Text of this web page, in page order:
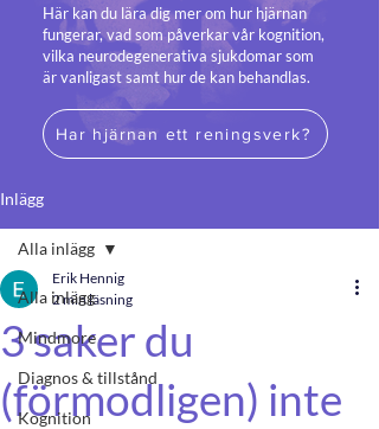
Här kan du lära dig mer om hur hjärnan
fungerar, vad som påverkar vår kognition,
vilka neurodegenerativa sjukdomar som
är vanligast samt hur de kan behandlas.
Har hjärnan ett reningsverk?
Inlägg
Alla inlägg
Mindmore
Diagnos & tillstånd
Kognition
Alla inlägg
3 saker du
(förmodligen) inte
Erik Hennig
2 min läsning